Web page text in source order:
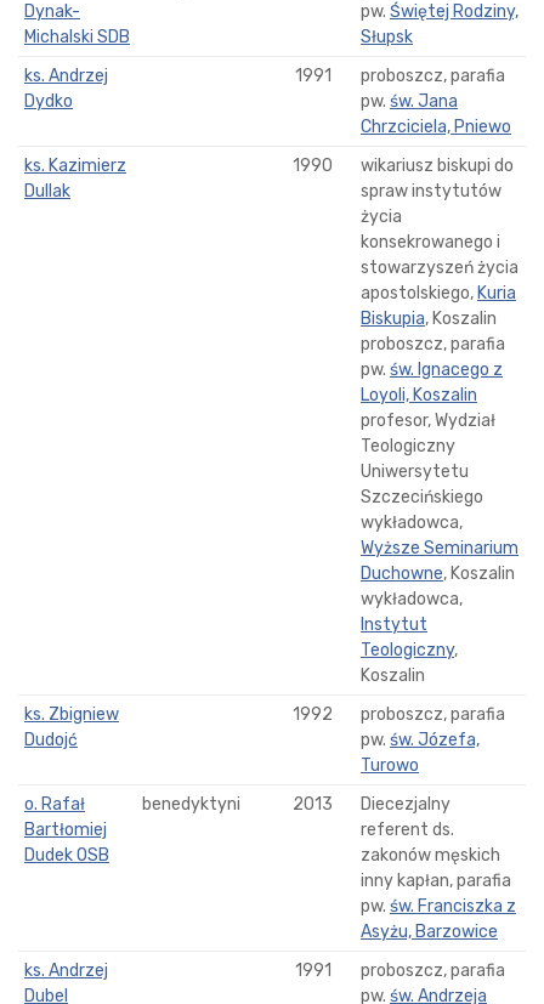
Dynak-
Michalski SDB
pw. Świętej Rodziny,
Słupsk
ks. Andrzej
Dydko
1991
proboszcz, parafia
pw. św. Jana
Chrzciciela, Pniewo
ks. Kazimierz
Dullak
1990
wikariusz biskupi do
spraw instytutów
życia
konsekrowanego i
stowarzyszeń życia
apostolskiego, Kuria
Biskupia, Koszalin
proboszcz, parafia
pw. św. Ignacego z
Loyoli, Koszalin
profesor, Wydział
Teologiczny
Uniwersytetu
Szczecińskiego
wykładowca,
Wyższe Seminarium
Duchowne, Koszalin
wykładowca,
Instytut
Teologiczny,
Koszalin
ks. Zbigniew
Dudojć
1992
proboszcz, parafia
pw. św. Józefa,
Turowo
o. Rafał
Bartłomiej
Dudek OSB
benedyktyni 2013
Diecezjalny
referent ds.
zakonów męskich
inny kapłan, parafia
pw. św. Franciszka z
Asyżu, Barzowice
ks. Andrzej
Dubel
1991
proboszcz, parafia
pw. św. Andrzeja